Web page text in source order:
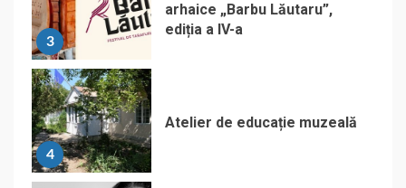
3
arhaice „Barbu Lăutaru”,
ediția a IV-a
4
Atelier de educație muzeală